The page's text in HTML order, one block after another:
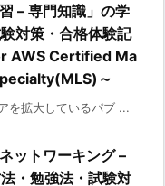
– 専門知識」の学
対策・合格体験記
AWS Certified Ma
～
を拡大しているパブ ...
ットワーキング –
・勉強法・試験対